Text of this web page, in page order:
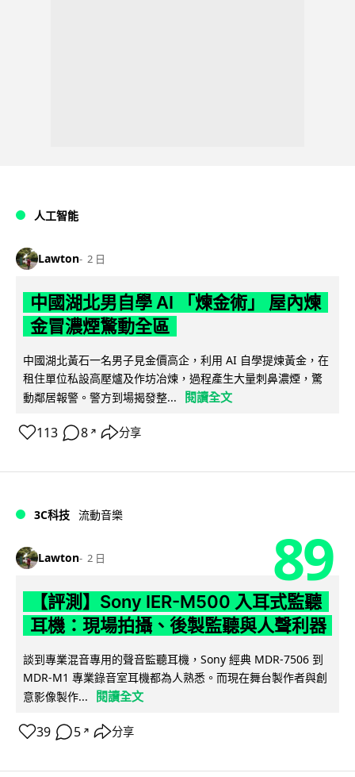
人工智能
Lawton 2 日
中國湖北男自學 AI 「煉金術」 屋內煉
金冒濃煙驚動全區
中國湖北黃石一名男子見金價高企，利用 AI 自學提煉黃金，在
租住單位私設高壓爐及作坊冶煉，過程產生大量刺鼻濃煙，驚
動鄰居報警。警方到場揭發整...
閱讀全文
113 8 ↗ 分享
3C科技 流動音樂
Lawton 2 日 89
【評測】Sony IER-M500 入耳式監聽
耳機：現場拍攝、後製監聽與人聲利器
談到專業混音專用的聲音監聽耳機，Sony 經典 MDR-7506 到
MDR-M1 專業錄音室耳機都為人熟悉。而現在舞台製作者與創
意影像製作...
閱讀全文
39 5 ↗ 分享